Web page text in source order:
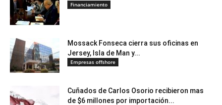
Financiamiento
Mossack Fonseca cierra sus oficinas en
Jersey, Isla de Man y...
Empresas offshore
Cuñados de Carlos Osorio recibieron mas
de $6 millones por importación...